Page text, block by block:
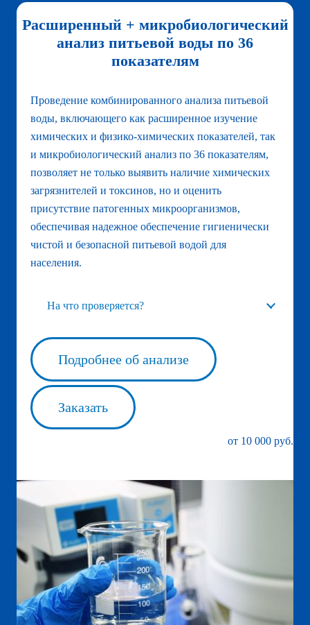
Расширенный + микробиологический
анализ питьевой воды по 36
показателям
Проведение комбинированного анализа питьевой
воды, включающего как расширенное изучение
химических и физико-химических показателей, так
и микробиологический анализ по 36 показателям,
позволяет не только выявить наличие химических
загрязнителей и токсинов, но и оценить
присутствие патогенных микроорганизмов,
обеспечивая надежное обеспечение гигиенически
чистой и безопасной питьевой водой для
населения.
На что проверяется?
Подробнее об анализе
Заказать
от 10 000 руб.